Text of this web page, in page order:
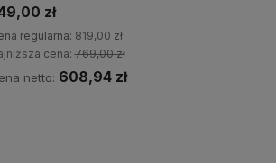
zł
regularna: 819,00 zł
cena:769,00 zł
netto: 608,94 zł